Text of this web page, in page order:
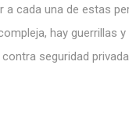
cada una de estas
hay guerrillas
seguridad